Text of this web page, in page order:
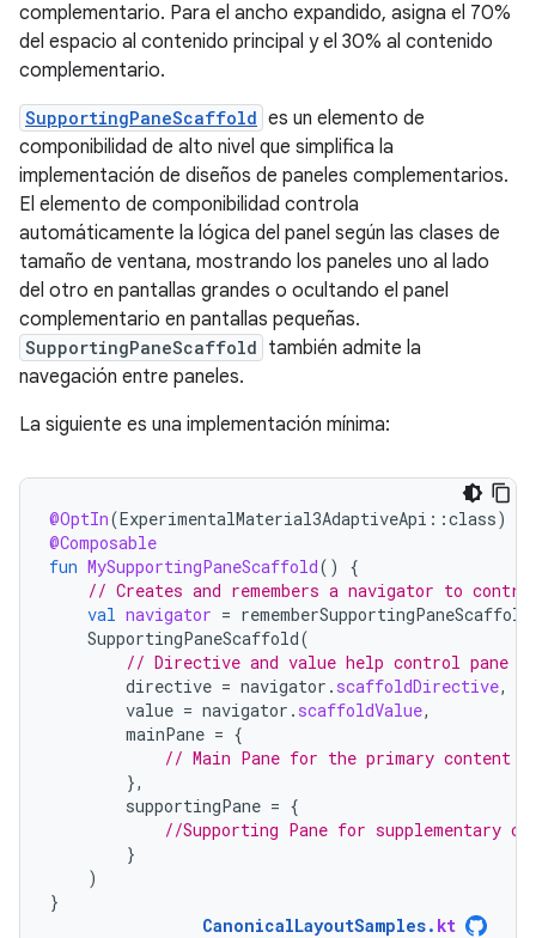
complementario. Para el ancho expandido, asigna el 70%
del espacio al contenido principal y el 30% al contenido
complementario.
SupportingPaneScaffold es un elemento de
componibilidad de alto nivel que simplifica la
implementación de diseños de paneles complementarios.
El elemento de componibilidad controla
automáticamente la lógica del panel según las clases de
tamaño de ventana, mostrando los paneles uno al lado
del otro en pantallas grandes o ocultando el panel
complementario en pantallas pequeñas.
SupportingPaneScaffold también admite la
navegación entre paneles.
La siguiente es una implementación mínima:
@OptIn(ExperimentalMaterial3AdaptiveApi ::class)
@Composable
fun MySupportingPaneScaffold()
{
// Creates and remembers a navigator to
val navigator =
SupportingPaneScaffold(
// Directive and value help control pane
directive = navigator . scaffoldDirective,
value = navigator . scaffoldValue,
mainPane = {
// Main Pane for the primary content
},
supportingPane = {
//Supporting Pane for supplementary
}
)
}
CanonicalLayoutSamples. kt